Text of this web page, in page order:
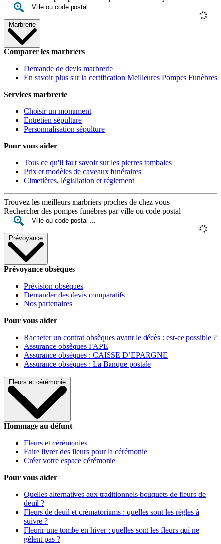
Marbrerie
Comparer les marbriers
Demande de devis marbrerie
En savoir plus sur la certification Meilleures Pompes Funèbres
Services marbrerie
Choisir un monument
Entretien sépulture
Personnalisation sépulture
Pour vous aider
Tous ce qu'il faut savoir sur les pierres tombales
Prix et modèles de caveaux funéraires
Cimetières, législiation et réglement
Trouvez les meilleurs marbriers proches de chez vous
Rechercher des pompes funèbres par ville ou code postal
Prévoyance
Prévoyance obsèques
Prévision obsèques
Demander des devis comparatifs
Nos partenaires
Pour vous aider
Racheter un contrat obsèques avant le décès : est-ce possible ?
Assurance obsèques FAPE
Assurance obsèques : CAISSE D’EPARGNE
Assurance obsèques : La Banque postale
Fleurs et cérémonie
Hommage au défunt
Fleurs et cérémonies
Faire livrer des fleurs pour la cérémonie
Créer votre espace cérémonie
Pour vous aider
Quelles alternatives aux traditionnels bouquets de fleurs de
deuil ?
Fleurs de deuil et crématoriums : quelles sont les règles à
suivre ?
Fleurir une tombe en hiver : quelles sont les fleurs qui ne
gèlent pas ?